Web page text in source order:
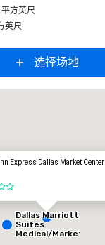
方英尺
英尺
选择场地
Express Dallas Market Center
Dallas Marriott
Suites
Medical/Market